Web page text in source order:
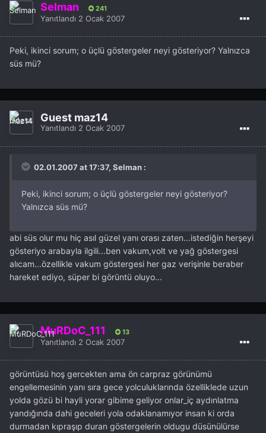
Selman 241
Yanıtlandı 2 Ocak 2007
Peki, ikinci sorum; o üçlü göstergeler neyi gösteriyor? Yalnızca
süs mü?
Guest maz14
Yanıtlandı 2 Ocak 2007
02.01.2007 at 17:37, Selman :
Peki, ikinci sorum; o üçlü göstergeler neyi gösteriyor?
Yalnızca süs mü?
abi süs olur mu hiç asıl güzel yanı orası zaten...istediğin herşeyi
gösteriyo arabayla ilgili...ben vakum,volt ve yağ göstergesi
alıcam...özellikle vakum göstergesi her gaz verişinle beraber
hareket ediyo, süper bi görüntü oluyo...
MuRDoC_111 13
Yanıtlandı 2 Ocak 2007
görüntüsü hoş gercekten ama ön carpraz görünümü
engellemesinin yanı sıra gece yolculuklarında özelliklede uzun
yolda gözü bi hayli yorar gibime geliyor onlar_iç aydınlatma
yandığında dahi geceleri yola odaklanamıyor insan ki orda
durmadan kıpraşıp duran göstergelerin oldugu düsünülürse